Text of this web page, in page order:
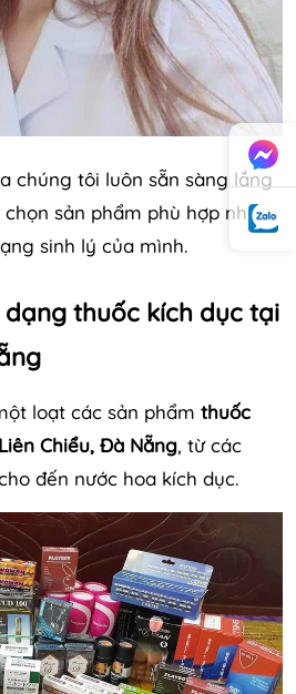
chúng tôi luôn sẵn sàng lắng
sản phẩm phù hợp nhất
sinh lý của mình.
dạng thuốc kích dục tại
loạt các sản phẩm thuốc
Chiểu, Đà Nẵng, từ các
đến nước hoa kích dục.